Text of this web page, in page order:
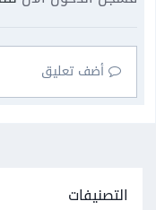
أضف تعليق
التصنيفات